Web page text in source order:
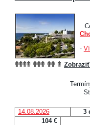
-
14.08.2026 3
104 €